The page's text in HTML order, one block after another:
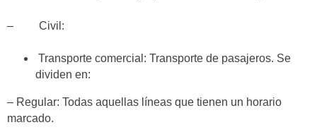
– Civil:
Transporte comercial: Transporte de pasajeros. Se
dividen en:
– Regular: Todas aquellas líneas que tienen un horario
marcado.